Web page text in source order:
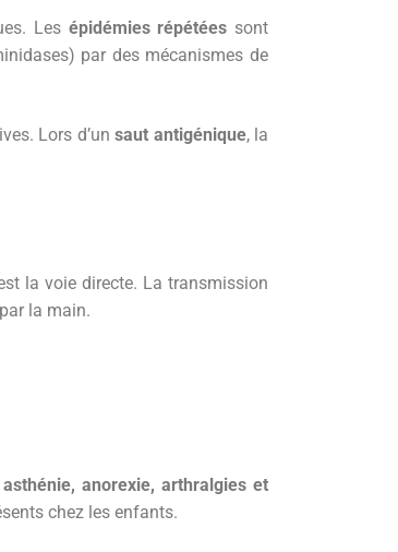
Les épidémies répétées sont
par des mécanismes de
Lors d’unsaut antigénique, la
la voie directe. La transmission
la main.
anorexie, arthralgies et
chez les enfants.